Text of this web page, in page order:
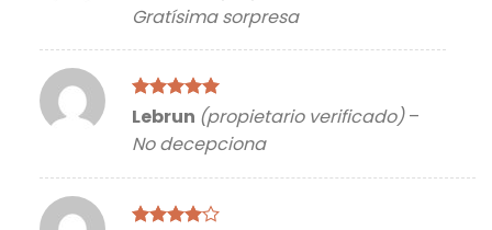
5
Gratísima sorpresa
Valorado
de 5
Lebrun (propietario verificado) –
No decepciona